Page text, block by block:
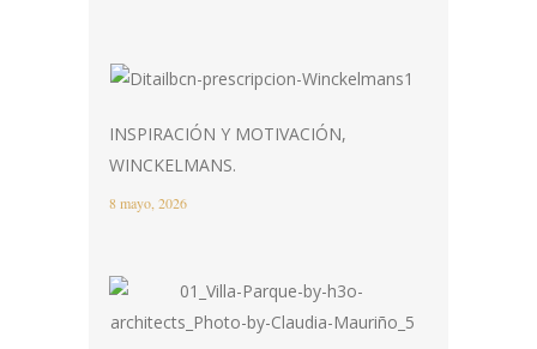
INSPIRACIÓN Y MOTIVACIÓN,
WINCKELMANS.
8 mayo, 2026